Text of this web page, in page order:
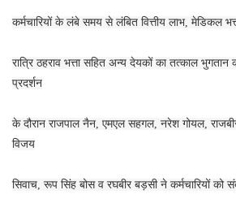
कर्मचारियों के लंबे समय से लंबित वित्तीय लाभ, मेडिकल
रात्रि ठहराव भत्ता सहित अन्य देयकों का तत्काल
प्रदर्शन
के दौरान राजपाल नैन, एमएल सहगल, नरेश गोयल,
विजय
सिवाच, रूप सिंह बोस व रघबीर बड़सी ने कर्मचारियों को